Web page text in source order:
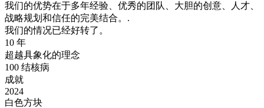
我们的优势在于多年经验、优秀的团队、大胆的创意、人才、
战略规划和信任的完美结合。.
我们的情况已经好转了。
10 年
超越具象化的理念
100 结核病
成就
2024
白色方块